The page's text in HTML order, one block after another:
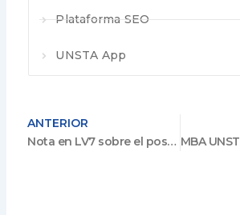
Plataforma SEO
UNSTA App
ANTERIOR
Nota en LV7 sobre el posgrado MBA UNSTA